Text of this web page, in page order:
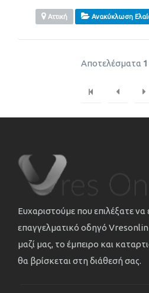
Αττική Ανακύκλωση
Αποτελέσματα
Ευχαριστούμε που επιλέξατε να
επαγγελματικό οδηγό
μαζί μας, το έμπειρο και
θα βρίσκεται στη διάθεσή σας.